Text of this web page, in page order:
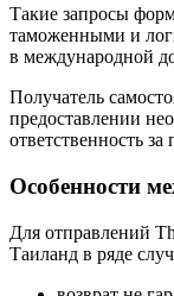
Такие запросы
таможенными и
в международной
Получатель
предоставлении
ответственность за
Особенности
Для отправлений
Таиланд в ряде